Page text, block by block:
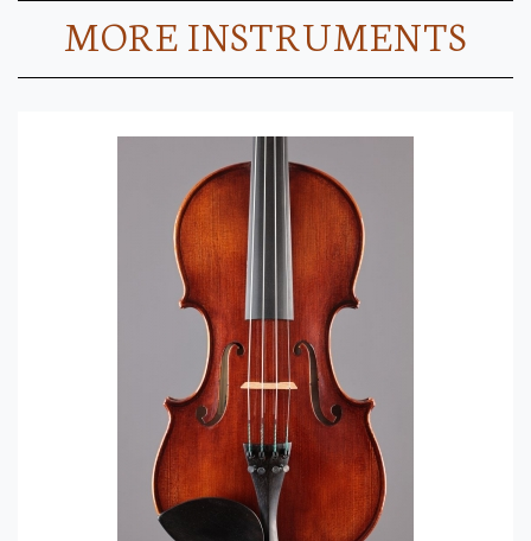
MORE INSTRUMENTS